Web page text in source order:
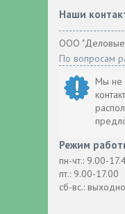
Наши
ООО "Деловые
По вопросам
Мы не
Режим
пн-чт.: 9.00-
пт.: 9.00-17.00
сб-вс.: